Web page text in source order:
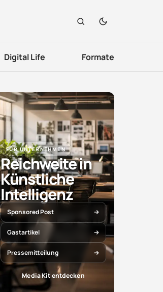
Digital Life Formate
FÜR UNTERNEHMEN
Reichweite in
Künstliche
Intelligenz
Sponsored Post
Gastartikel
Pressemitteilung
Media Kit entdecken